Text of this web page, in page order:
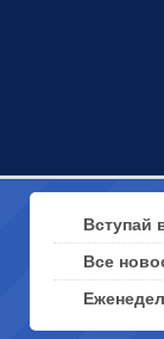
Вступай
Все